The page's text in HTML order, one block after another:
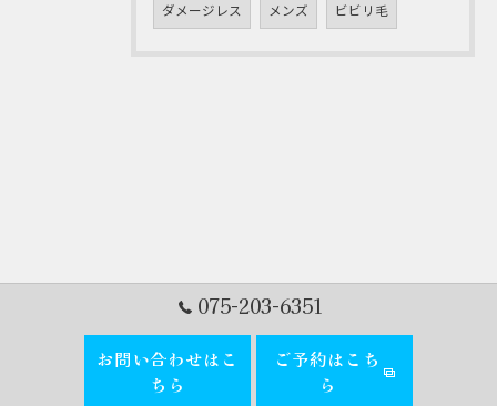
ダメージレス メンズ ビビリ毛
075-203-6351
お問い合わせはこ
ちら
ご予約はこち
ら